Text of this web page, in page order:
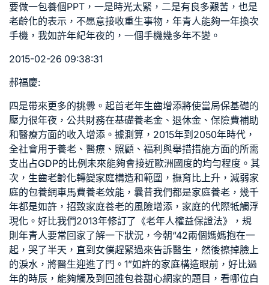
要做一包養個PPT，一是時光太緊，二是有良多艱苦，也是
老齡化的表示，不愿意接收重生事物，年青人能夠一年換次
手機，我如許年紀年夜的，一個手機幾多年不變。
2015-02-26 09:38:31
郝福慶:
四是帶來更多的挑釁。起首老年生齒增添將使當局保基礎的
壓力很年夜，公共財務在基礎養老金、退休金、保險費補助
和醫療方面的收入增添。據測算，2015年到2050年時代，
全社會用于養老、醫療、照顧、福利與舉措措施方面的所需
支出占GDP的比例未來能夠會接近歐洲國度的均勻程度。其
次，生齒老齡化轉變家庭構造和範圍，撫育比上升，減弱家
庭的包養網車馬費養老效能，曩昔我們都是家庭養老，幾千
年都是如許，招致家庭養老的風險增添，家庭的代際牴觸浮
現化。好比我們2013年修訂了《老年人權益保證法》，規
則年青人要常回家了解一下狀況，今朝“42兩個媽媽抱在一
起，哭了半天，直到女僕趕緊過來告訴醫生，然後擦掉臉上
的淚水，將醫生迎進了門。1”如許的家庭構造眼前，好比過
年的時辰，能夠觸及到回誰包養甜心網家的題目，看哪位白